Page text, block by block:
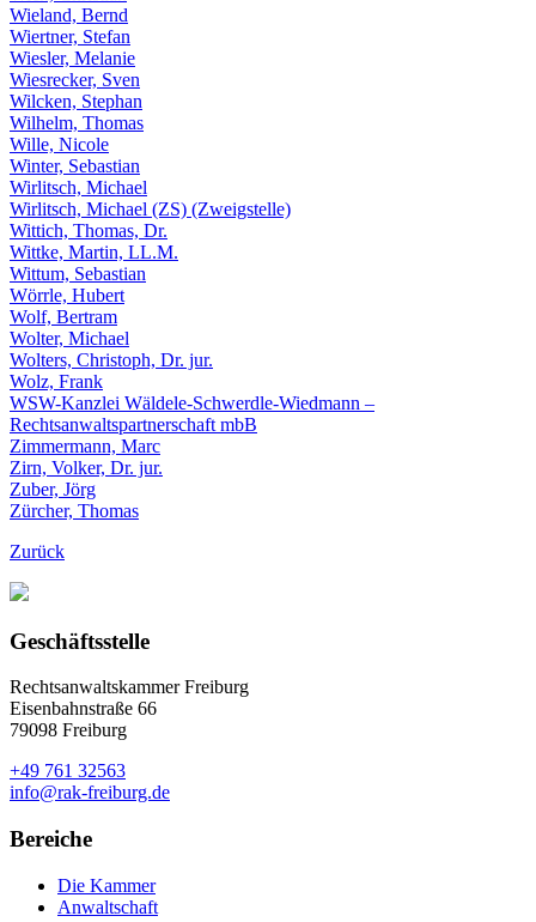
Wieland, Bernd
Wiertner, Stefan
Wiesler, Melanie
Wiesrecker, Sven
Wilcken, Stephan
Wilhelm, Thomas
Wille, Nicole
Winter, Sebastian
Wirlitsch, Michael
Wirlitsch, Michael (ZS) (Zweigstelle)
Wittich, Thomas, Dr.
Wittke, Martin, LL.M.
Wittum, Sebastian
Wörrle, Hubert
Wolf, Bertram
Wolter, Michael
Wolters, Christoph, Dr. jur.
Wolz, Frank
WSW-Kanzlei Wäldele-Schwerdle-Wiedmann –
Rechtsanwaltspartnerschaft mbB
Zimmermann, Marc
Zirn, Volker, Dr. jur.
Zuber, Jörg
Zürcher, Thomas
Zurück
Geschäftsstelle
Rechtsanwaltskammer Freiburg
Eisenbahnstraße 66
79098 Freiburg
+49 761 32563
info@rak-freiburg.de
Bereiche
Die Kammer
Anwaltschaft